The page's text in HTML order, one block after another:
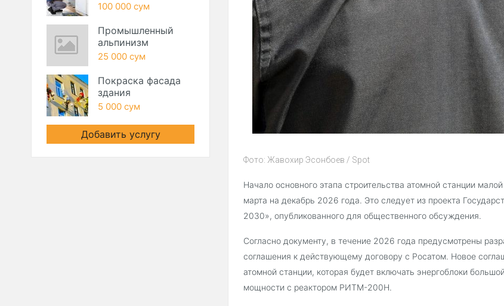
Фото: Жавохир Эсонбоев / Spot
Начало основного этапа строительства атомной станции
марта на декабрь 2026 года. Это следует из проекта
2030», опубликованного для общественного обсуждения.
Согласно документу, в течение 2026 года предусмотрены
соглашения к действующему договору с Росатом. Новое
атомной станции, которая будет включать энергоблоки
мощности с реактором РИТМ-200Н.
100 000 сум
Промышленный
альпинизм
25 000 сум
Покраска фасада
здания
5 000 сум
Добавить услугу